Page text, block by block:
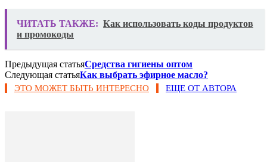
ЧИТАТЬ ТАКЖЕ: Как использовать коды продуктов
и промокоды
Предыдущая статьяСредства гигиены оптом
Следующая статьяКак выбрать эфирное масло?
ЭТО МОЖЕТ БЫТЬ ИНТЕРЕСНО ЕЩЕ ОТ АВТОРА